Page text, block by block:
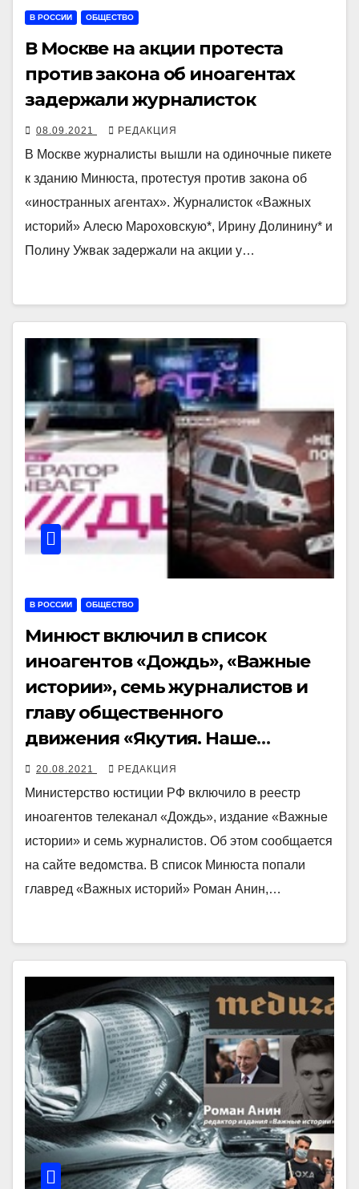
В РОССИИ ОБЩЕСТВО
В Москве на акции протеста
против закона об иноагентах
задержали журналисток
08.09.2021 РЕДАКЦИЯ
В Москве журналисты вышли на одиночные пикете
к зданию Минюста, протестуя против закона об
«иностранных агентах». Журналисток «Важных
историй» Алесю Мароховскую*, Ирину Долинину* и
Полину Ужвак задержали на акции у…
В РОССИИ ОБЩЕСТВО
Минюст включил в список
иноагентов «Дождь», «Важные
истории», семь журналистов и
главу общественного
движения «Якутия. Наше
мнение»
20.08.2021 РЕДАКЦИЯ
Министерство юстиции РФ включило в реестр
иноагентов телеканал «Дождь», издание «Важные
истории» и семь журналистов. Об этом сообщается
на сайте ведомства. В список Минюста попали
главред «Важных историй» Роман Анин,…